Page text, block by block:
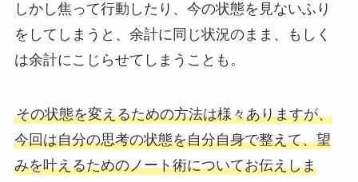
しかし焦って行動したり、今の状態を見ないふり
をしてしまうと、余計に同じ状況のまま、もしく
は余計にこじらせてしまうことも。
その状態を変えるための方法は様々ありますが、
今回は自分の思考の状態を自分自身で整えて、望
みを叶えるためのノート術についてお伝えしま